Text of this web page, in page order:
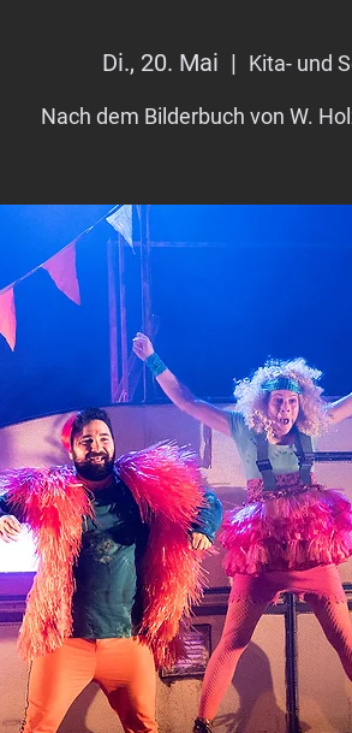
Di., 20. Mai
  |
Kita- und
Nach dem Bilderbuch von W.